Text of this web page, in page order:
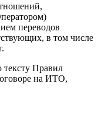
переводов
в том числе
Правил
на ИТО,